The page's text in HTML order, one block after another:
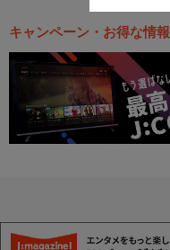
キャンペーン・お得な情報